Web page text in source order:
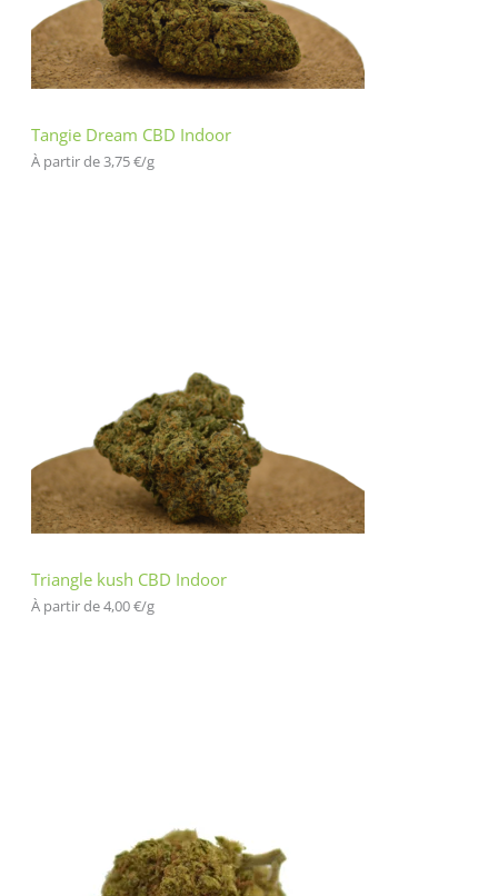
Tangie Dream CBD Indoor
À partir de 3,75€/g
Triangle kush CBD Indoor
À partir de 4,00€/g